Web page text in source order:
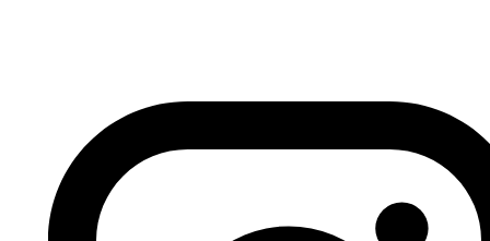
¿Por qué este nombre?
La planta del tomate está en la conciencia colectiva de
los habitantes de nuestro país y de la cuenca del Mar
Mediterráneo por varios motivos. Es alimento de pobres y